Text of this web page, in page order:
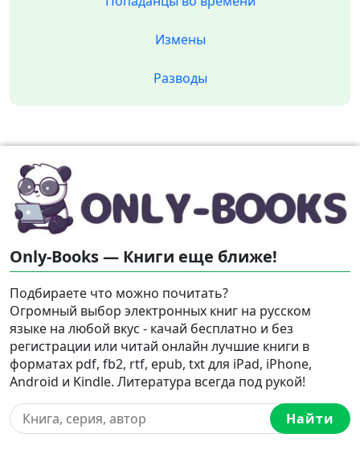
Измены
Разводы
Only-Books — Книги еще ближе!
Подбираете что можно почитать?
Огромный выбор электронных книг на русском
языке на любой вкус - качай бесплатно и без
регистрации или читай онлайн лучшие книги в
форматах pdf, fb2, rtf, epub, txt для iPad, iPhone,
Android и Kindle. Литература всегда под рукой!
Найти